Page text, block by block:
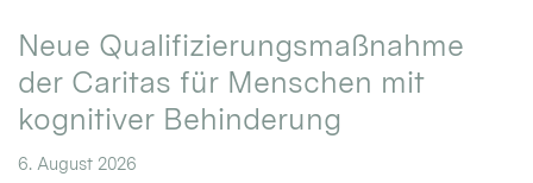
Neue Qualifizierungsmaßnahme
der Caritas für Menschen mit
kognitiver Behinderung
6. August 2026